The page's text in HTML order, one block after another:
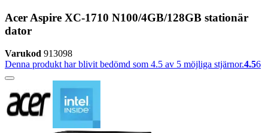
Acer Aspire XC-1710 N100/4GB/128GB stationär
dator
Varukod 913098
Denna produkt har blivit bedömd som 4.5 av 5 möjliga stjärnor.4.56